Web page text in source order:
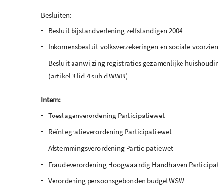
Besluiten:
- Besluit bijstandverlening zelfstandigen 2004
- Inkomensbesluit volksverzekeringen en sociale
- Besluit aanwijzing registraties gezamenlijke
(artikel 3 lid 4 sub d WWB)
Intern:
- Toeslagenverordening Participatiewet
- Reïntegratieverordening Participatiewet
- Afstemmingsverordening Participatiewet
- Fraudeverordening Hoogwaardig Handhaven
- Verordening persoonsgebonden budgetWSW